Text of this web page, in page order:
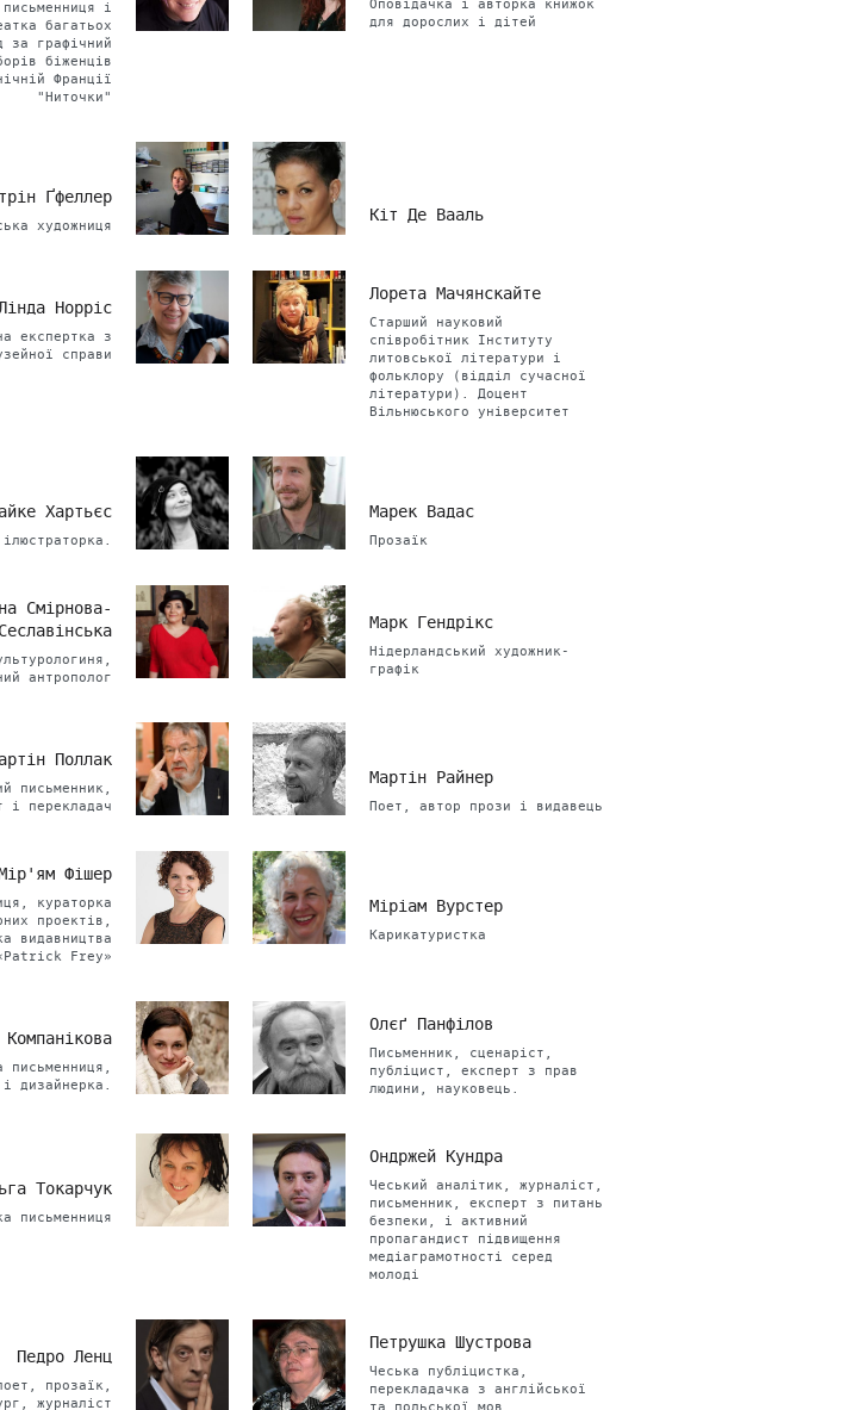
і
багатьох
за графічний
біженців
Франції
"Ниточки"
Оповідачка і авторка книжок
для дорослих і дітей
Ґфеллер
художниця Кіт Де Вааль
Норріс
експертка з
справи
Лорета Мачянскайте
Старший науковий
співробітник Інституту
литовської літератури і
фольклору (відділ сучасної
літератури). Доцент
Вільнюського університет
Хартьєс Марек Вадас
Прозаїк
Смірнова-
Сеславінська
антрополог
Марк Гендрікс
Нідерландський художник-
графік
Поллак
письменник,
і перекладач
Мартін Райнер
Поет, автор прози і видавець
Фішер
кураторка
проектів,
видавництва
Frey»
Міріам Вурстер
Карикатуристка
письменниця,
дизайнерка.
Олєґ Панфілов
Письменник, сценаріст,
публіцист, експерт з прав
людини, науковець.
Токарчук
письменниця
Ондржей Кундра
Чеський аналітик, журналіст,
письменник, експерт з питань
безпеки, і активний
пропагандист підвищення
медіаграмотності серед
молоді
Педро Ленц
прозаїк,
журналіст
Петрушка Шустрова
Чеська публіцистка,
перекладачка з англійської